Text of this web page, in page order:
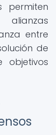
permiten
alianzas
entre
de
objetivos